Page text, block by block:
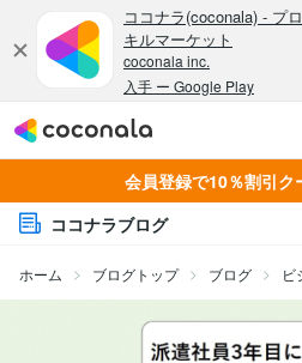
会員登録で10％割引ク
ココナラブログ
ホーム ブログトップ ブログ ビ